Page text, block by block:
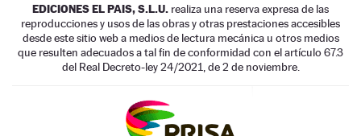
EDICIONES EL PAIS, S.L.U. realiza una reserva expresa de las
reproducciones y usos de las obras y otras prestaciones accesibles
desde este sitio web a medios de lectura mecánica u otros medios
que resulten adecuados a tal fin de conformidad con el artículo 67.3
del Real Decreto-ley 24/2021, de 2 de noviembre.